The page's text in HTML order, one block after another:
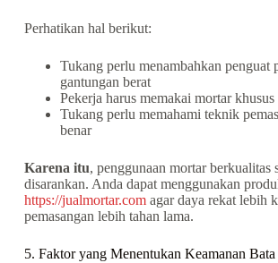
Perhatikan hal berikut:
Tukang perlu menambahkan penguat
gantungan berat
Pekerja harus memakai mortar khusus
Tukang perlu memahami teknik
benar
Karena itu, penggunaan mortar berkualitas
disarankan. Anda dapat menggunakan
https://jualmortar.comagar daya rekat lebih
pemasangan lebih tahan lama.
5. Faktor yang Menentukan Keamanan